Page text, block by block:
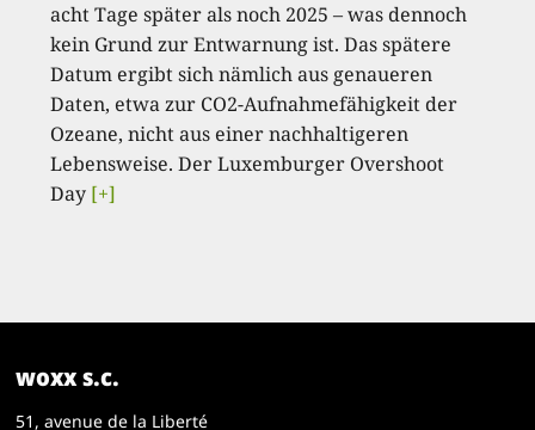
acht Tage später als noch 2025 – was dennoch
kein Grund zur Entwarnung ist. Das spätere
Datum ergibt sich nämlich aus genaueren
Daten, etwa zur CO2-Aufnahmefähigkeit der
Ozeane, nicht aus einer nachhaltigeren
Lebensweise. Der Luxemburger Overshoot
Day [+]
woxx s.c.
51, avenue de la Liberté